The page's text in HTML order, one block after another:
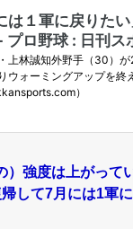
）強度は上がって
して7月には1軍